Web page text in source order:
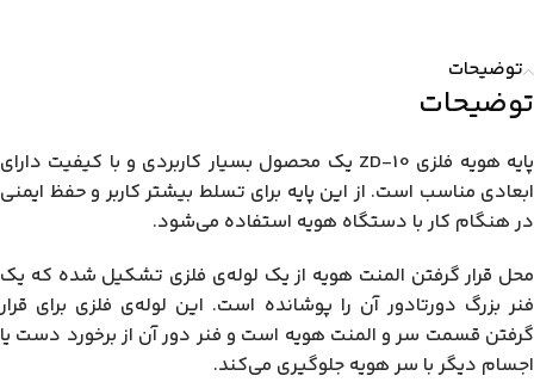
توضیحات
توضیحات
پایه هویه فلزی ZD-10 یک محصول بسیار کاربردی و با کیفیت دارای
ابعادی مناسب است. از این پایه برای تسلط بیشتر کاربر و حفظ ایمنی
در هنگام کار با دستگاه هویه استفاده می‌شود.
محل قرار گرفتن المنت هویه از یک لوله‌ی فلزی تشکیل شده که یک
فنر بزرگ دورتادور آن را پوشانده است. این لوله‌ی فلزی برای قرار
گرفتن قسمت سر و المنت هویه است و فنر دور آن از برخورد دست یا
اجسام دیگر با سر هویه جلوگیری می‌کند.